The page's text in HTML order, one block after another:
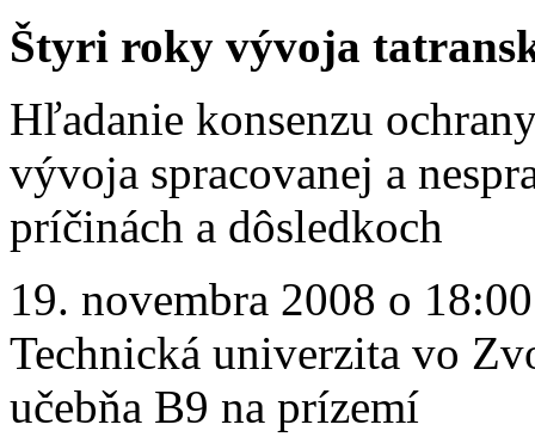
Štyri roky vývoja
Hľadanie konsenzu
vývoja spracovanej a
príčinách a dôsledkoch
19. novembra 2008 o 18:00
Technická univerzita vo
učebňa B9 na prízemí